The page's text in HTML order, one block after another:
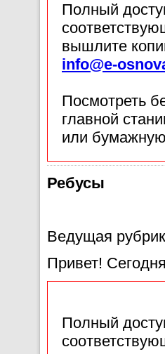
Полный
вышлите
info@e-
Посмотреть
главной
или
Ребусы
Ведущая
Привет!
Полный